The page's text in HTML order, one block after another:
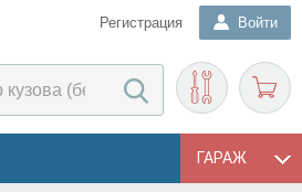
Регистрация Войти
ГАРАЖ